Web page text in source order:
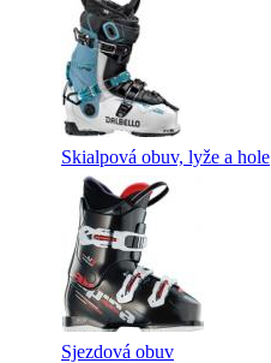
Skialpová obuv, lyže a hole
Sjezdová obuv